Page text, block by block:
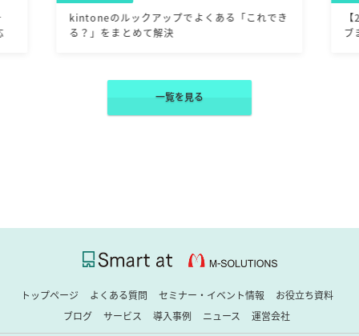
kintoneのルックアップでよくある「これでき
る？」をまとめて解決
ブ
一覧を見る
トップページ よくある質問 セミナー・イベント情報
お役立ち資料
ブログ
サービス 導入事例 ニュース 運営会社